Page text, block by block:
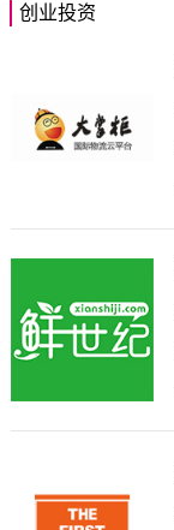
创业投资